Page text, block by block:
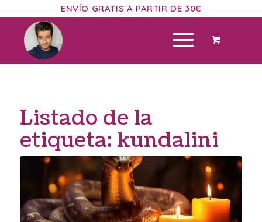
ENVÍO GRATIS A PARTIR DE 30€
Listado de la
etiqueta: kundalini